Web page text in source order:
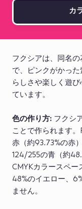
カ
フクシアは、同名
で、ピンクがかっ
らしさや楽しく遊
ています。
色の作り方: フクシ
ことで作られます
赤（約93.73%の赤
124/255の青（約
CMYKカラースペー
48%のイエロー、
ません。